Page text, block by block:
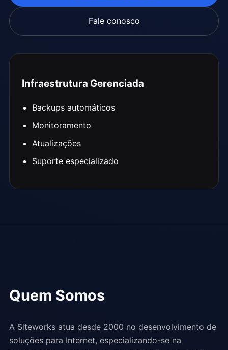
Fale conosco
Infraestrutura Gerenciada
Backups automáticos
Monitoramento
Atualizações
Suporte especializado
Quem Somos
A Siteworks atua desde 2000 no desenvolvimento de
soluções para Internet, especializando-se na